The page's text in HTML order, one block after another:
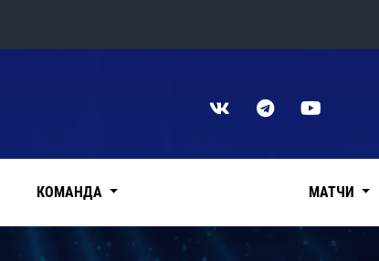
Ак БарсКОМАНДА МАТЧИ